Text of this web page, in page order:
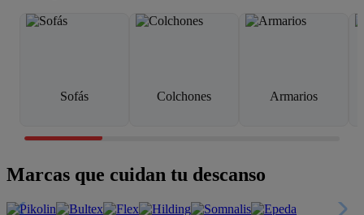
Sofás Colchones Armarios
Marcas que cuidan tu descanso